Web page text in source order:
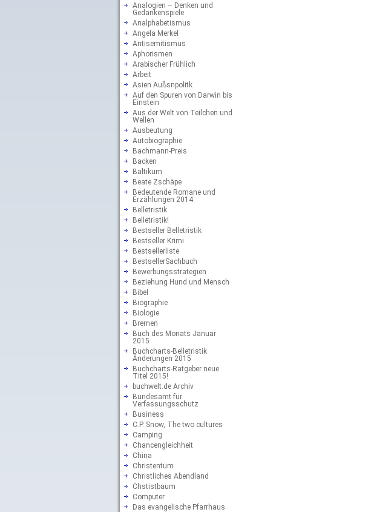
Analogien – Denken und
Gedankenspiele
Analphabetismus
Angela Merkel
Antisemitismus
Aphorismen
Arabischer Frühlich
Arbeit
Asien Außsnpolitk
Auf den Spuren von Darwin bis
Einstein
Aus der Welt von Teilchen und
Wellen
Ausbeutung
Autobiographie
Bachmann-Preis
Backen
Baltikum
Beate Zschäpe
Bedeutende Romane und
Erzählungen 2014
Belletristik
Belletristik!
Bestseller Belletristik
Bestseller Krimi
Bestsellerliste
BestsellerSachbuch
Bewerbungsstrategien
Beziehung Hund und Mensch
Bibel
Biographie
Biologie
Bremen
Buch des Monats Januar
2015
Buchcharts-Belletristik
Änderungen 2015
Buchcharts-Ratgeber neue
Titel 2015!
buchwelt.de Archiv
Bundesamt für
Verfassungsschutz
Business
C.P. Snow, The two cultures
Camping
Chancengleichheit
China
Christentum
Christliches Abendland
Chstistbaum
Computer
Das evangelische Pfarrhaus